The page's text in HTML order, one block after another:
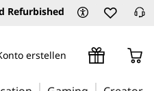
Refurbished
erstellen